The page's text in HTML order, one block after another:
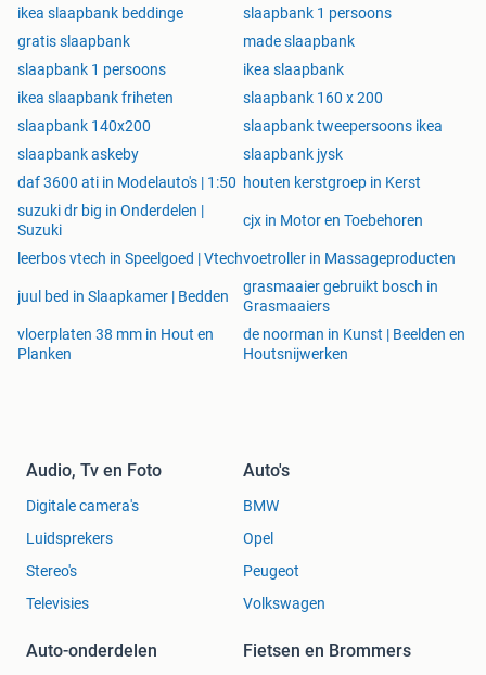
ikea slaapbank beddinge
slaapbank 1 persoons
gratis slaapbank
made slaapbank
slaapbank 1 persoons
ikea slaapbank
ikea slaapbank friheten
slaapbank 160 x 200
slaapbank 140x200
slaapbank tweepersoons ikea
slaapbank askeby
slaapbank jysk
daf 3600 ati in Modelauto's | 1:50 houten kerstgroep in Kerst
suzuki dr big in Onderdelen |
Suzuki
cjx in Motor en Toebehoren
leerbos vtech in Speelgoed | Vtechvoetroller in Massageproducten
juul bed in Slaapkamer | Bedden
grasmaaier gebruikt bosch in
Grasmaaiers
vloerplaten 38 mm in Hout en
Planken
de noorman in Kunst | Beelden en
Houtsnijwerken
Audio, Tv en Foto
Digitale camera's
Luidsprekers
Stereo's
Televisies
Auto's
BMW
Opel
Peugeot
Volkswagen
Auto-onderdelen Fietsen en Brommers